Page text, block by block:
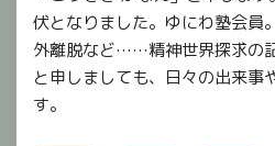
伏となりました。ゆにわ塾会員
外離脱など……精神世界探求の
と申しましても、日々の出来事
す。